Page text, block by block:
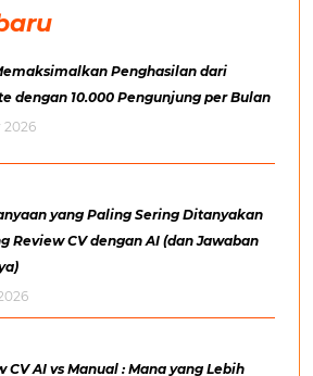
Penghasilan dari
dengan 10.000 Pengunjung per Bulan
2026
yang Paling Sering Ditanyakan
Review CV dengan AI (dan Jawaban
CV AI vs Manual : Mana yang Lebih